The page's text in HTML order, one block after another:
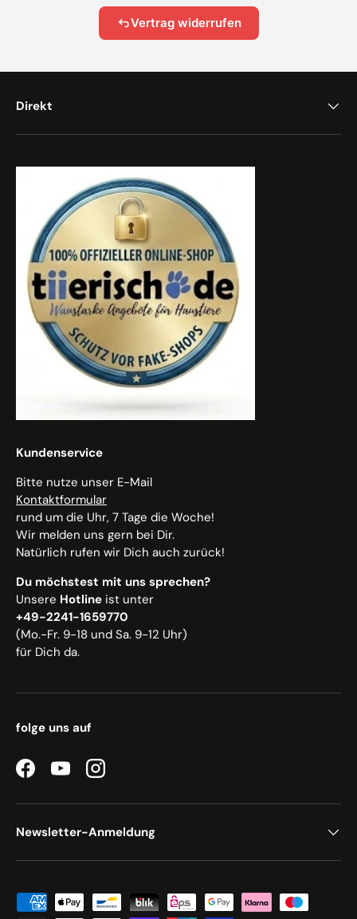
Vertrag widerrufen
Direkt
Kundenservice
Bitte nutze unser E-Mail
Kontaktformular
rund um die Uhr, 7 Tage die Woche!
Wir melden uns gern bei Dir.
Natürlich rufen wir Dich auch zurück!
Du möchstest mit uns sprechen?
Unsere Hotline ist unter
+49-2241-1659770
(Mo.-Fr. 9-18 und Sa. 9-12 Uhr)
für Dich da.
folge uns auf
FacebookYouTubeInstagram
Newsletter-Anmeldung
Zahlungsmethoden